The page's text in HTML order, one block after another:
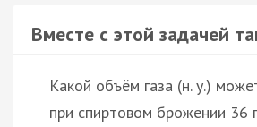
Вместе с этой задачей
Какой объём газа (н. у.)
при спиртовом брожении 36